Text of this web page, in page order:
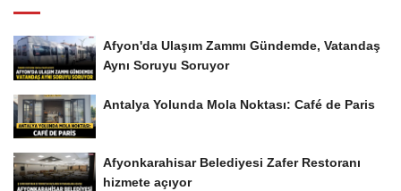
Afyon'da Ulaşım Zammı Gündemde, Vatandaş
Aynı Soruyu Soruyor
Antalya Yolunda Mola Noktası: Café de Paris
Afyonkarahisar Belediyesi Zafer Restoranı
hizmete açıyor